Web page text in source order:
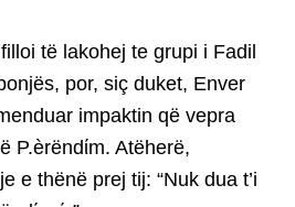
të lakohej te grupi i Fadil
por, siç duket, Enver
impaktin që vepra
P.èrëndίm. Atëherë,
e thënë prej tij: “Nuk dua t’i